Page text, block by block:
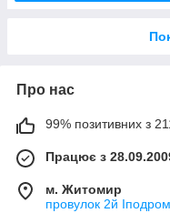
Про нас
99% позитивних з
Працює з
м. Житомир
провулок 2й